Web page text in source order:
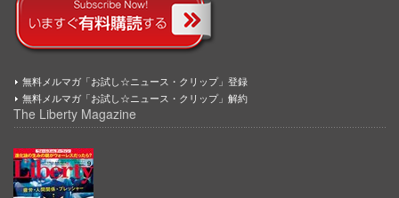
無料メルマガ「お試し☆ニュース・クリップ」登録
無料メルマガ「お試し☆ニュース・クリップ」解約
The Liberty Magazine